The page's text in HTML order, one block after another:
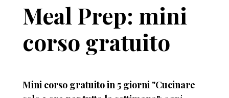
Meal Prep: mini
corso gratuito
Mini corso gratuito in 5 giorni "Cucinare